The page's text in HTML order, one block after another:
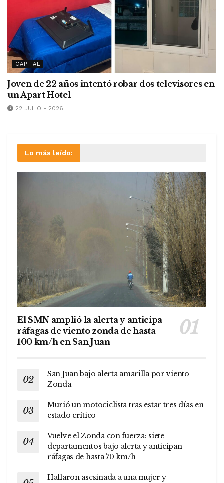
CAPITAL
Joven de 22 años intentó robar dos televisores en
un Apart Hotel
22 JULIO - 2026
Lo más leído:
El SMN amplió la alerta y anticipa
ráfagas de viento zonda de hasta
100 km/h en San Juan
San Juan bajo alerta amarilla por viento
Zonda
Murió un motociclista tras estar tres días en
estado crítico
Vuelve el Zonda con fuerza: siete
departamentos bajo alerta y anticipan
ráfagas de hasta 70 km/h
Hallaron asesinada a una mujer y